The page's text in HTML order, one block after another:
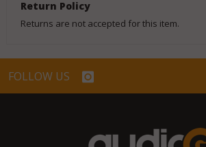
Return Policy
Returns are not accepted for this item.
FOLLOW US